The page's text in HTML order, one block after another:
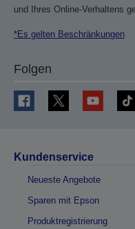
und Ihres Online-Verhaltens
*Es gelten Beschränkungen
Folgen
Kundenservice
Neueste Angebote
Sparen mit Epson
Produktregistrierung